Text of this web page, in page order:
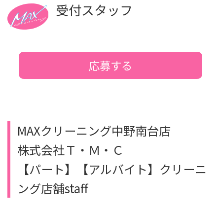
受付スタッフ
応募する
MAXクリーニング中野南台店
株式会社Ｔ・Ｍ・Ｃ
【パート】【アルバイト】クリーニ
ング店舗staff